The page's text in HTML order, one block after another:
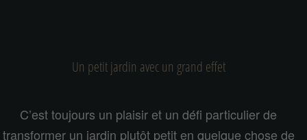
Un petit jardin avec un grand effet
C’est toujours un plaisir et un défi particulier de
transformer un jardin plutôt petit en quelque chose de